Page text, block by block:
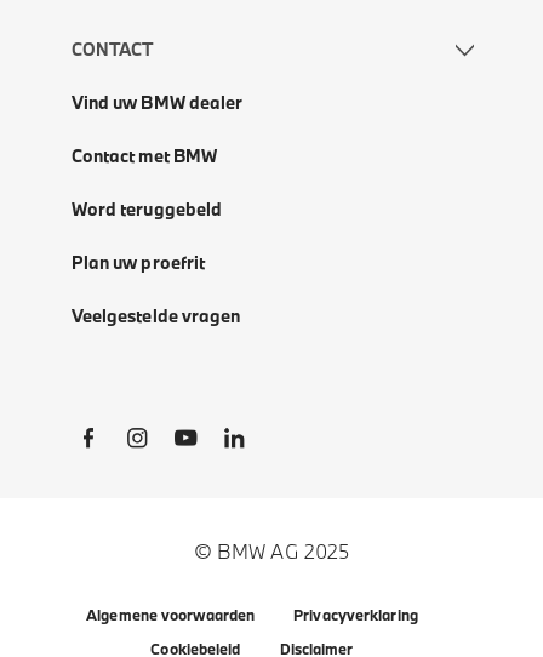
CONTACT
Vind uw BMW dealer
Contact met BMW
Word teruggebeld
Plan uw proefrit
Veelgestelde vragen
Social Links
© BMW AG 2025
Algemene voorwaarden
Privacyverklaring
Cookiebeleid
Disclaimer